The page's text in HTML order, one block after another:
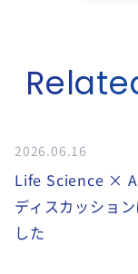
2026.06.16
Life Science ×
ディスカッショ
した